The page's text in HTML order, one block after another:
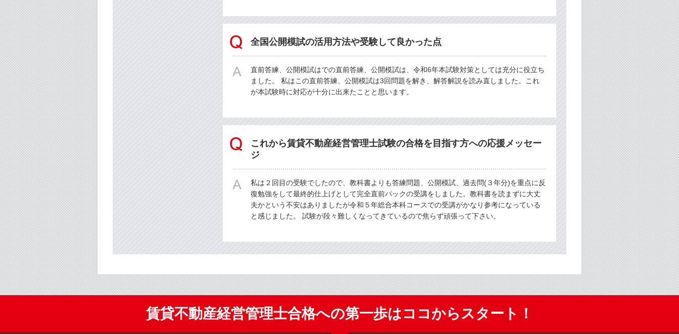
全国公開模試の活用方法や受験して良かった点
直前答練、公開模試はでの直前答練、公開模試は、令和6年本試験対策としては充分に役立ち
ました。 私はこの直前答練、公開模試は3回問題を解き、解答解説を読み直しました。これ
が本試験時に対応が十分に出来たことと思います。
これから賃貸不動産経営管理士試験の合格を目指す方への応援メッセー
ジ
私は２回目の受験でしたので、教科書よりも答練問題、公開模試、過去問(３年分)を重点に反
復勉強をして最終的仕上げとして完全直前パックの受講をしました。教科書を読まずに大丈
夫かという不安はありましたが令和５年総合本科コースでの受講がかなり参考になっている
と感じました。 試験が段々難しくなってきているので焦らず頑張って下さい。
賃貸不動産経営管理士合格への第一歩はココからスタート！